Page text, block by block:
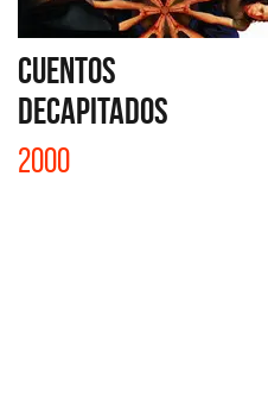
CUENTOS
DECAPITADOS
2000